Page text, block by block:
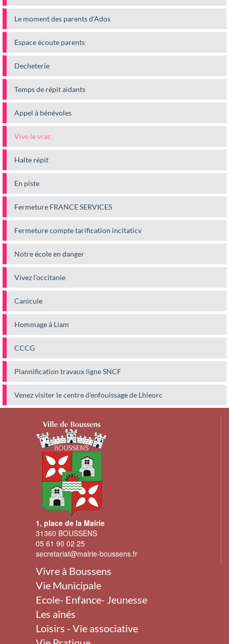
Le moment des parents d'Ados
Espace écoute parents
Decheterie
Temps de répit aidants
Appel à bénévoles
Vive le vrac
Halte répit
En piste
Fermeture FRANCE SERVICES
Fermeture compte tarification incitaticv
Notre école en danger
Vivez l'occitanie
Canicule
Hommage à Liam
CCCG
Plannification travaux ligne SNCF
Venez visiter le centre d'enfouissage de Lhieorc
1, place de la Mairie
31360 BOUSSENS
05 61 90 02 25
secretariat@mairie-boussens.fr
Vivre à Boussens
Vie Municipale
Ecole- Enfance- Jeunesse
Les aînés
Loisirs - Vie associative